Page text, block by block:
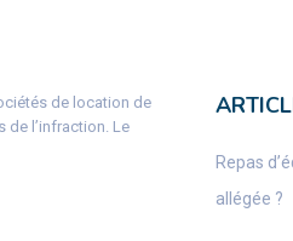
de location de
de l’infraction. Le
Repas
allégée ?